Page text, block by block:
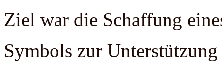
Ziel war die Schaffung
Symbols zur